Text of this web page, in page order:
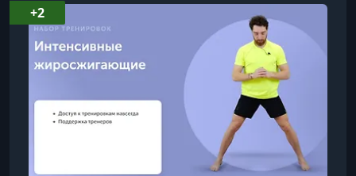
преимуществаГлубокое понимание
биомеханики бега. Разберёшь оптимальную
постановку стопы, динамику движений корпуса
и рук, а также
+2